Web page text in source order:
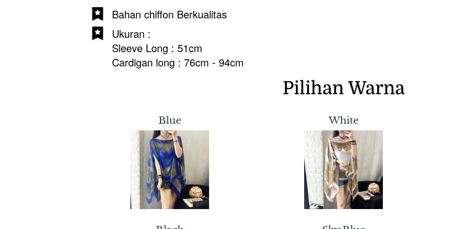
Bahan chiffon Berkualitas
Ukuran :
Sleeve Long : 51cm
Cardigan long : 76cm - 94cm
Pilihan Warna
Blue White